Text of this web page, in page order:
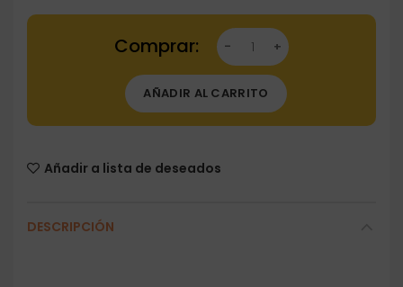
Cañas TERO AK7 Cuesoul Blancas 43.5 mm
AÑADIR AL CARRITO
Añadir a lista de deseados
DESCRIPCIÓN